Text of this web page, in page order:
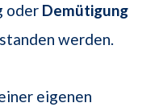
oder Demütigung
werden.
eigenen